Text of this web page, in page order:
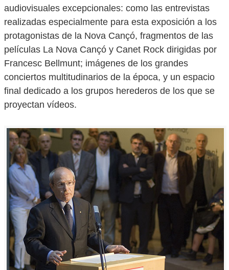
audiovisuales excepcionales: como las entrevistas
realizadas especialmente para esta exposición a los
protagonistas de la Nova Cançó, fragmentos de las
películas La Nova Cançó y Canet Rock dirigidas por
Francesc Bellmunt; imágenes de los grandes
conciertos multitudinarios de la época, y un espacio
final dedicado a los grupos herederos de los que se
proyectan vídeos.